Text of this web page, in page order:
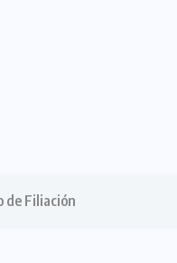
de Filiación